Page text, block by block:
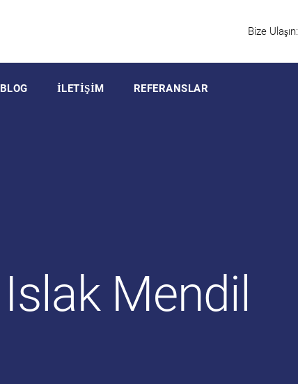
Bize Ulaşın:
BLOG İLETIŞIM REFERANSLAR
Islak Mendil